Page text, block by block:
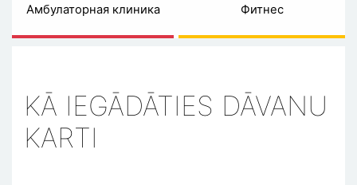
Амбулаторная клиника Фитнес
KĀ IEGĀDĀTIES DĀVANU
KARTI